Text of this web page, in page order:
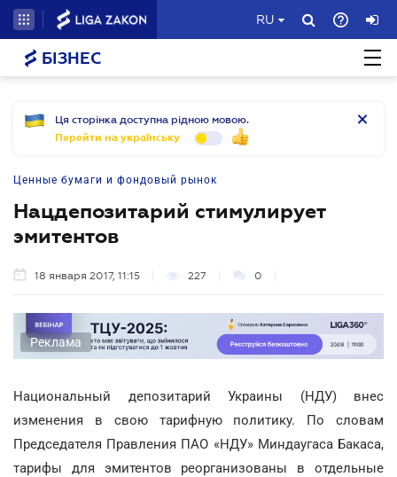
RU
БІЗНЕС
Ця сторінка доступна рідною мовою.
Перейти на українську
Ценные бумаги и фондовый рынок
Нацдепозитарий стимулирует
эмитентов
18 января 2017, 11:15 227 0
Реклама
Национальный депозитарий Украины (НДУ) внес
изменения в свою тарифную политику. По словам
Председателя Правления ПАО «НДУ» Миндаугаса Бакаса,
тарифы для эмитентов реорганизованы в отдельные